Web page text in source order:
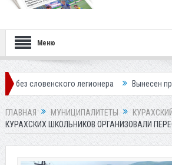
Меню
легионера Вынесен приговор по
ГЛАВНАЯ МУНИЦИПАЛИТЕТЫ
КУРАХСКИХ ШКОЛЬНИКОВ ОРГАНИЗОВАЛИ